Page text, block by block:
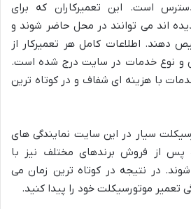
است. این تعمیرکاران که برای
اند می ‌توانند در محل حاضر شوند و
اطلاعات کامل هر تعمیرکار از
نوع خدمات در سایت درج شده است.
با هزینه ‌ای شفاف و در کوتاه ‌ترین
سیار در این سایت نمایندگی های
پس از فروش برندهای مختلف نیز با
در نتیجه در کوتاه ترین زمان می
تعمیر موتورسیکلت خود را پیدا کنید.